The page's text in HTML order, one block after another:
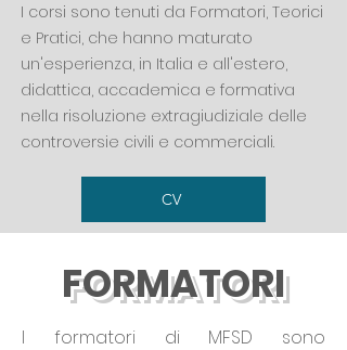
I corsi sono tenuti da Formatori, Teorici
e Pratici, che hanno maturato
un'esperienza, in Italia e all'estero,
didattica, accademica e formativa
nella risoluzione extragiudiziale delle
controversie civili e commerciali.
CV
FORMATORI
I formatori di MFSD sono